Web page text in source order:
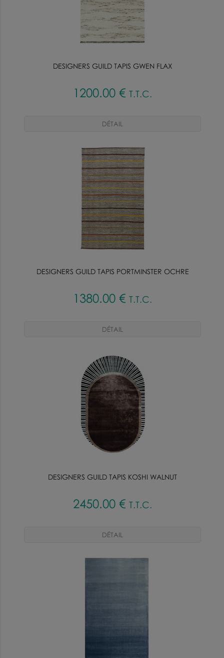
DESIGNERS GUILD TAPIS GWEN FLAX
1200.00 € T.T.C.
DESIGNERS GUILD TAPIS PORTMINSTER OCHRE
1380.00 € T.T.C.
DESIGNERS GUILD TAPIS KOSHI WALNUT
2450.00 € T.T.C.